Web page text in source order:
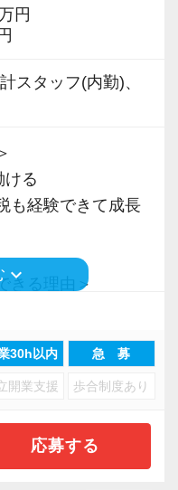
円
スタッフ(内勤)、
ける
も経験できて成長
きる理由＞
可能
高い案件あり
環境
keyboard_arrow_down
30h以内 急 募
開業支援 歩合制度あり
応募する